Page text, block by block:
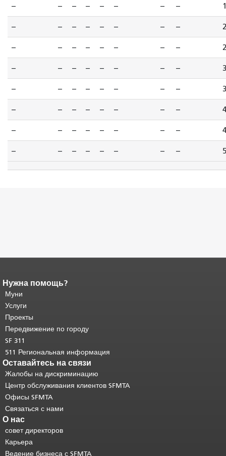
-- -- -- -- -- -- -- --
-- -- -- -- -- -- -- --
-- -- -- -- -- -- -- --
-- -- -- -- -- -- -- --
-- -- -- -- -- -- -- --
-- -- -- -- -- -- -- --
-- -- -- -- -- -- -- --
-- -- -- -- -- -- -- --
Конец содержимого
страницы.
страницы повторяется на каждой
странице.
основного содержимого .
Нужна помощь?
Муни
Услуги
Проекты
Передвижение по городу
SF 311
511 Региональная информация
Оставайтесь на связи
Жалобы на дискриминацию
Центр обслуживания клиентов SFMTA
Офисы SFMTA
Связаться с нами
О нас
совет директоров
Карьера
Ведение бизнеса с SFMTA